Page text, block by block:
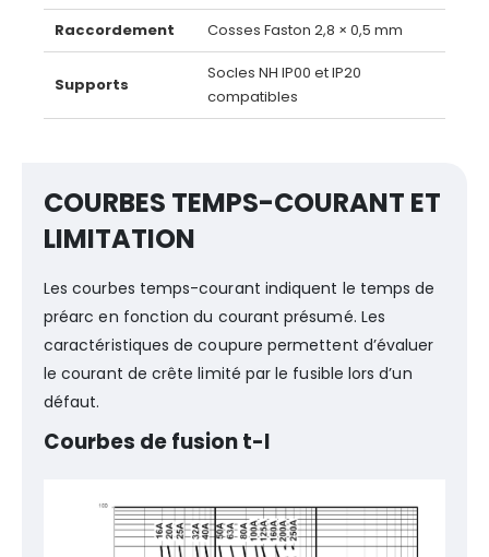
Raccordement Cosses Faston 2,8 × 0,5 mm
Supports
Socles NH IP00 et IP20
compatibles
COURBES TEMPS-COURANT ET
LIMITATION
Les courbes temps-courant indiquent le temps de
préarc en fonction du courant présumé. Les
caractéristiques de coupure permettent d’évaluer
le courant de crête limité par le fusible lors d’un
défaut.
Courbes de fusion t-I